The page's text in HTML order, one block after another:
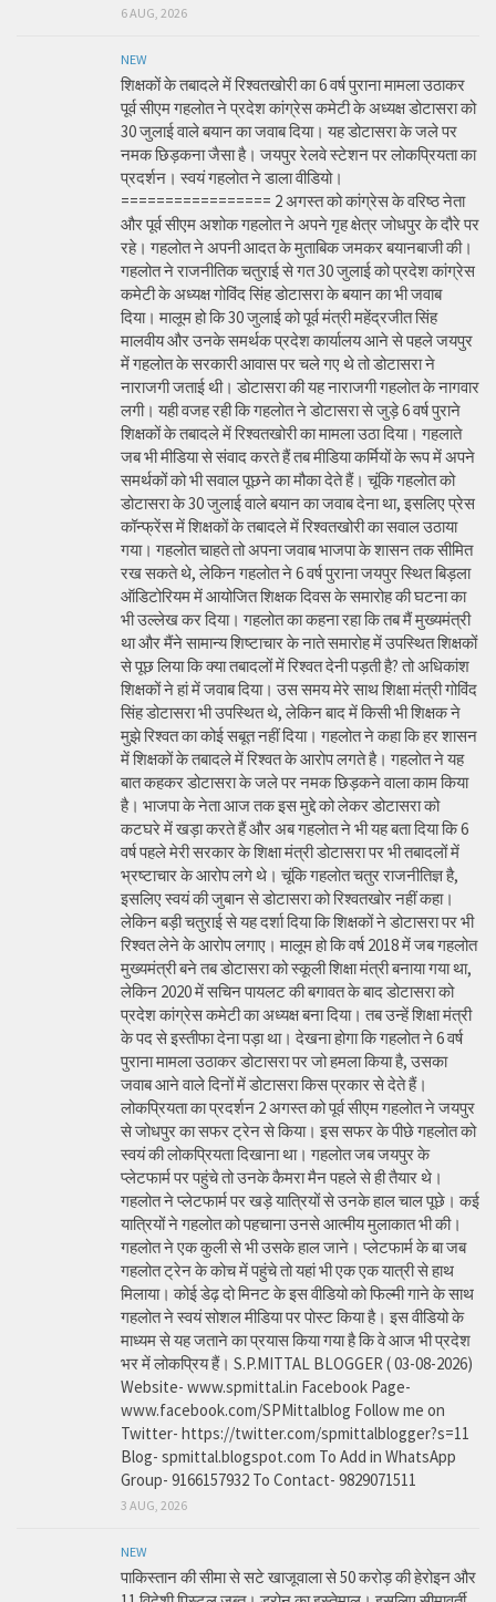
6 AUG, 2026
NEW
शिक्षकों के तबादले में रिश्वतखोरी का 6 वर्ष पुराना मामला उठाकर
पूर्व सीएम गहलोत ने प्रदेश कांग्रेस कमेटी के अध्यक्ष डोटासरा को
30 जुलाई वाले बयान का जवाब दिया। यह डोटासरा के जले पर
नमक छिड़कना जैसा है। जयपुर रेलवे स्टेशन पर लोकप्रियता का
प्रदर्शन। स्वयं गहलोत ने डाला वीडियो।
================= 2 अगस्त को कांग्रेस के वरिष्ठ नेता
और पूर्व सीएम अशोक गहलोत ने अपने गृह क्षेत्र जोधपुर के दौरे पर
रहे। गहलोत ने अपनी आदत के मुताबिक जमकर बयानबाजी की।
गहलोत ने राजनीतिक चतुराई से गत 30 जुलाई को प्रदेश कांग्रेस
कमेटी के अध्यक्ष गोविंद सिंह डोटासरा के बयान का भी जवाब
दिया। मालूम हो कि 30 जुलाई को पूर्व मंत्री महेंद्रजीत सिंह
मालवीय और उनके समर्थक प्रदेश कार्यालय आने से पहले जयपुर
में गहलोत के सरकारी आवास पर चले गए थे तो डोटासरा ने
नाराजगी जताई थी। डोटासरा की यह नाराजगी गहलोत के नागवार
लगी। यही वजह रही कि गहलोत ने डोटासरा से जुड़े 6 वर्ष पुराने
शिक्षकों के तबादले में रिश्वतखोरी का मामला उठा दिया। गहलाते
जब भी मीडिया से संवाद करते हैं तब मीडिया कर्मियों के रूप में अपने
समर्थकों को भी सवाल पूछने का मौका देते हैं। चूंकि गहलोत को
डोटासरा के 30 जुलाई वाले बयान का जवाब देना था, इसलिए प्रेस
कॉन्फ्रेंस में शिक्षकों के तबादले में रिश्वतखोरी का सवाल उठाया
गया। गहलोत चाहते तो अपना जवाब भाजपा के शासन तक सीमित
रख सकते थे, लेकिन गहलोत ने 6 वर्ष पुराना जयपुर स्थित बिड़ला
ऑडिटोरियम में आयोजित शिक्षक दिवस के समारोह की घटना का
भी उल्लेख कर दिया। गहलोत का कहना रहा कि तब मैं मुख्यमंत्री
था और मैंने सामान्य शिष्टाचार के नाते समारोह में उपस्थित शिक्षकों
से पूछ लिया कि क्या तबादलों में रिश्वत देनी पड़ती है? तो अधिकांश
शिक्षकों ने हां में जवाब दिया। उस समय मेरे साथ शिक्षा मंत्री गोविंद
सिंह डोटासरा भी उपस्थित थे, लेकिन बाद में किसी भी शिक्षक ने
मुझे रिश्वत का कोई सबूत नहीं दिया। गहलोत ने कहा कि हर शासन
में शिक्षकों के तबादले में रिश्वत के आरोप लगते है। गहलोत ने यह
बात कहकर डोटासरा के जले पर नमक छिड़कने वाला काम किया
है। भाजपा के नेता आज तक इस मुद्दे को लेकर डोटासरा को
कटघरे में खड़ा करते हैं और अब गहलोत ने भी यह बता दिया कि 6
वर्ष पहले मेरी सरकार के शिक्षा मंत्री डोटासरा पर भी तबादलों में
भ्रष्टाचार के आरोप लगे थे। चूंकि गहलोत चतुर राजनीतिज्ञ है,
इसलिए स्वयं की जुबान से डोटासरा को रिश्वतखोर नहीं कहा।
लेकिन बड़ी चतुराई से यह दर्शा दिया कि शिक्षकों ने डोटासरा पर भी
रिश्वत लेने के आरोप लगाए। मालूम हो कि वर्ष 2018 में जब गहलोत
मुख्यमंत्री बने तब डोटासरा को स्कूली शिक्षा मंत्री बनाया गया था,
लेकिन 2020 में सचिन पायलट की बगावत के बाद डोटासरा को
प्रदेश कांग्रेस कमेटी का अध्यक्ष बना दिया। तब उन्हें शिक्षा मंत्री
के पद से इस्तीफा देना पड़ा था। देखना होगा कि गहलोत ने 6 वर्ष
पुराना मामला उठाकर डोटासरा पर जो हमला किया है, उसका
जवाब आने वाले दिनों में डोटासरा किस प्रकार से देते हैं।
लोकप्रियता का प्रदर्शन 2 अगस्त को पूर्व सीएम गहलोत ने जयपुर
से जोधपुर का सफर ट्रेन से किया। इस सफर के पीछे गहलोत को
स्वयं की लोकप्रियता दिखाना था। गहलोत जब जयपुर के
प्लेटफार्म पर पहुंचे तो उनके कैमरा मैन पहले से ही तैयार थे।
गहलोत ने प्लेटफार्म पर खड़े यात्रियों से उनके हाल चाल पूछे। कई
यात्रियों ने गहलोत को पहचाना उनसे आत्मीय मुलाकात भी की।
गहलोत ने एक कुली से भी उसके हाल जाने। प्लेटफार्म के बा जब
गहलोत ट्रेन के कोच में पहुंचे तो यहां भी एक एक यात्री से हाथ
मिलाया। कोई डेढ़ दो मिनट के इस वीडियो को फिल्मी गाने के साथ
गहलोत ने स्वयं सोशल मीडिया पर पोस्ट किया है। इस वीडियो के
माध्यम से यह जताने का प्रयास किया गया है कि वे आज भी प्रदेश
भर में लोकप्रिय हैं। S.P.MITTAL BLOGGER ( 03-08-2026)
Website- www.spmittal.in Facebook Page-
www.facebook.com/SPMittalblog Follow me on
Twitter- https://twitter.com/spmittalblogger?s=11
Blog- spmittal.blogspot.com To Add in WhatsApp
Group- 9166157932 To Contact- 9829071511
3 AUG, 2026
NEW
पाकिस्तान की सीमा से सटे खाजूवाला से 50 करोड़ की हेरोइन और